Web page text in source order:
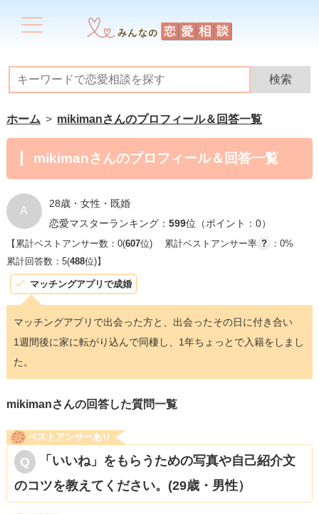
ホーム mikimanさんのプロフィール＆回答一覧
mikimanさんのプロフィール＆回答一覧
A
28歳・女性・既婚
恋愛マスターランキング： 599位（ポイント：0）
【累計ベストアンサー数：0(607位) 累計ベストアンサー率 ?
：0%
累計回答数：5(488位)】
マッチングアプリで成婚
マッチングアプリで出会った方と、出会ったその日に付き合い
1週間後に家に転がり込んで同棲し、1年ちょっとで入籍をしまし
た。
mikimanさんの回答した質問一覧
ベストアンサーあり
「いいね」をもらうための写真や自己紹介文
のコツを教えてください。(29歳・男性）